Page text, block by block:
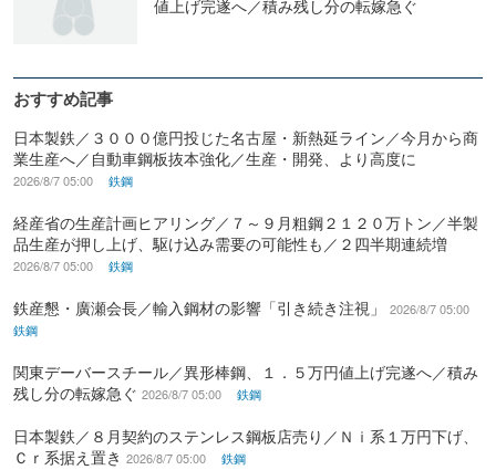
値上げ完遂へ／積み残し分の転嫁急ぐ
おすすめ記事
日本製鉄／３０００億円投じた名古屋・新熱延ライン／今月から商
業生産へ／自動車鋼板抜本強化／生産・開発、より高度に
2026/8/7 05:00 鉄鋼
経産省の生産計画ヒアリング／７～９月粗鋼２１２０万トン／半製
品生産が押し上げ、駆け込み需要の可能性も／２四半期連続増
2026/8/7 05:00 鉄鋼
鉄産懇・廣瀬会長／輸入鋼材の影響「引き続き注視」
2026/8/7 05:00
鉄鋼
関東デーバースチール／異形棒鋼、１．５万円値上げ完遂へ／積み
残し分の転嫁急ぐ 2026/8/7 05:00 鉄鋼
日本製鉄／８月契約のステンレス鋼板店売り／Ｎｉ系１万円下げ、
Ｃｒ系据え置き 2026/8/7 05:00 鉄鋼